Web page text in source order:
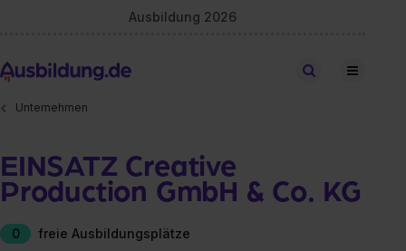
Ausbildung 2026
Stellen finden
Unternehmen
EINSATZ Creative
Production GmbH & Co. KG
0
freie Ausbildungsplätze